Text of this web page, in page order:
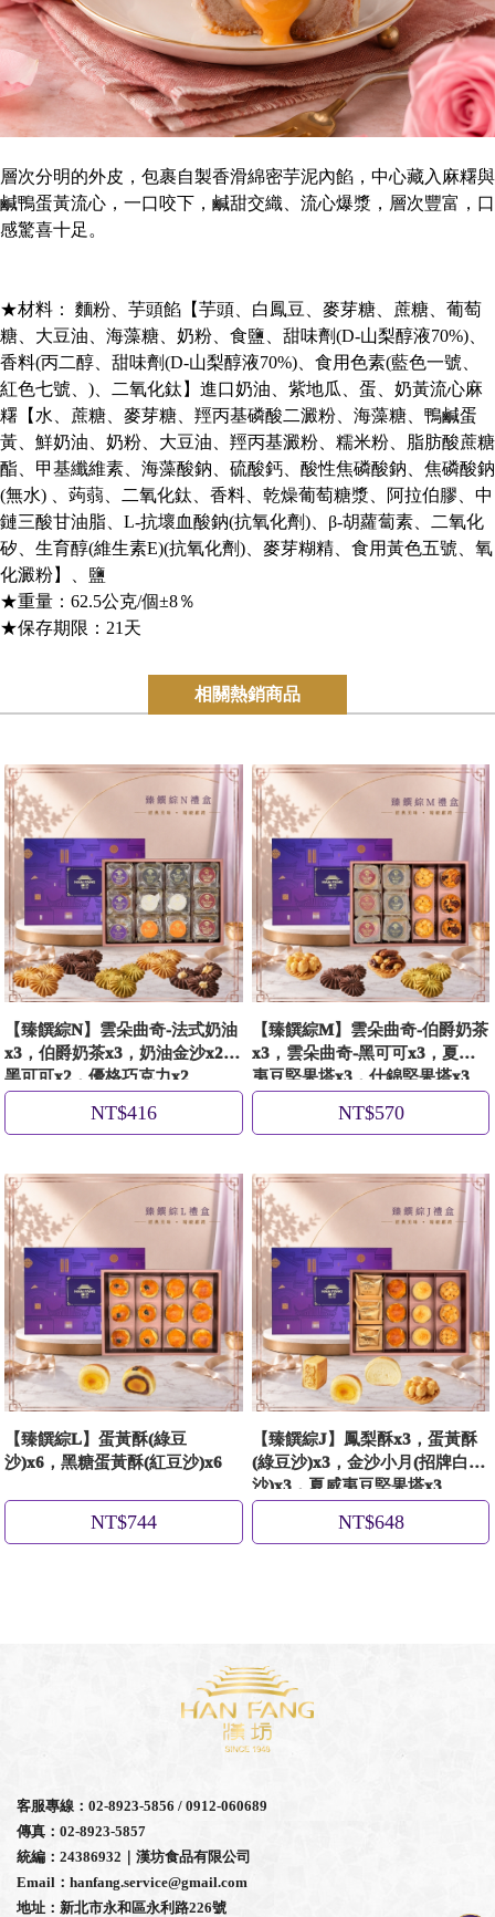
層次分明的外皮，包裹自製香滑綿密芋泥內餡，中心藏入麻糬與
鹹鴨蛋黃流心，一口咬下，鹹甜交織、流心爆漿，層次豐富，口
感驚喜十足。
★材料： 麵粉、芋頭餡【芋頭、白鳳豆、麥芽糖、蔗糖、葡萄
糖、大豆油、海藻糖、奶粉、食鹽、甜味劑(D-山梨醇液70%)、
香料(丙二醇、甜味劑(D-山梨醇液70%)、食用色素(藍色一號、
紅色七號、)、二氧化鈦】進口奶油、紫地瓜、蛋、奶黃流心麻
糬【水、蔗糖、麥芽糖、羥丙基磷酸二澱粉、海藻糖、鴨鹹蛋
黃、鮮奶油、奶粉、大豆油、羥丙基澱粉、糯米粉、脂肪酸蔗糖
酯、甲基纖維素、海藻酸鈉、硫酸鈣、酸性焦磷酸鈉、焦磷酸鈉
(無水) 、蒟蒻、二氧化鈦、香料、乾燥葡萄糖漿、阿拉伯膠、中
鏈三酸甘油脂、L-抗壞血酸鈉(抗氧化劑)、β-胡蘿蔔素、二氧化
矽、生育醇(維生素E)(抗氧化劑)、麥芽糊精、食用黃色五號、氧
化澱粉】、鹽
★重量：62.5公克/個±8％
★保存期限：21天
相關熱銷商品
【臻饌綜N】雲朵曲奇-法式奶油
x3，伯爵奶茶x3，奶油金沙x2，
黑可可x2，優格巧克力x2
NT$416
【臻饌綜M】雲朵曲奇-伯爵奶茶
x3，雲朵曲奇-黑可可x3，夏威
夷豆堅果塔x3，什錦堅果塔x3
NT$570
【臻饌綜L】蛋黃酥(綠豆
沙)x6，黑糖蛋黃酥(紅豆沙)x6
NT$744
【臻饌綜J】鳳梨酥x3，蛋黃酥
(綠豆沙)x3，金沙小月(招牌白豆
沙)x3，夏威夷豆堅果塔x3
NT$648
客服專線：02-8923-5856 / 0912-060689
傳真：02-8923-5857
統編：24386932｜漢坊食品有限公司
Email：hanfang.service@gmail.com
地址：新北市永和區永利路226號